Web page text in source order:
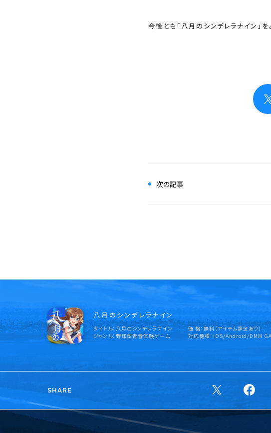
今後とも「⼋⽉のシンデレラナイン」を
次の記事
八月のシンデレラナイン
タイトル 八月のシンデレラナイン
ジャンル 野球型青春体験ゲーム
価 格 無料（アイテム課金あり）
対応機種 iOS/Android/DMM
SHARE